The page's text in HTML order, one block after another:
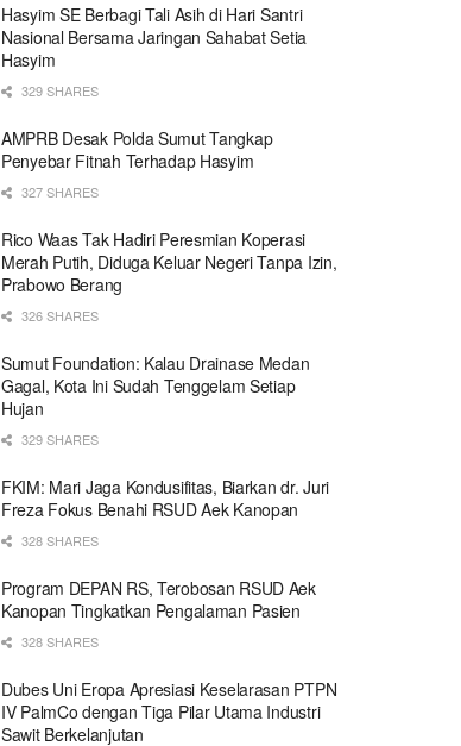
Hasyim SE Berbagi Tali Asih di Hari Santri
Nasional Bersama Jaringan Sahabat Setia
Hasyim
329 SHARES
AMPRB Desak Polda Sumut Tangkap
Penyebar Fitnah Terhadap Hasyim
327 SHARES
Rico Waas Tak Hadiri Peresmian Koperasi
Merah Putih, Diduga Keluar Negeri Tanpa Izin,
Prabowo Berang
326 SHARES
Sumut Foundation: Kalau Drainase Medan
Gagal, Kota Ini Sudah Tenggelam Setiap
Hujan
329 SHARES
FKIM: Mari Jaga Kondusifitas, Biarkan dr. Juri
Freza Fokus Benahi RSUD Aek Kanopan
328 SHARES
Program DEPAN RS, Terobosan RSUD Aek
Kanopan Tingkatkan Pengalaman Pasien
328 SHARES
Dubes Uni Eropa Apresiasi Keselarasan PTPN
IV PalmCo dengan Tiga Pilar Utama Industri
Sawit Berkelanjutan